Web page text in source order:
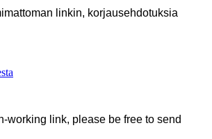
linkin, korjausehdotuksia
working link, please be free to send